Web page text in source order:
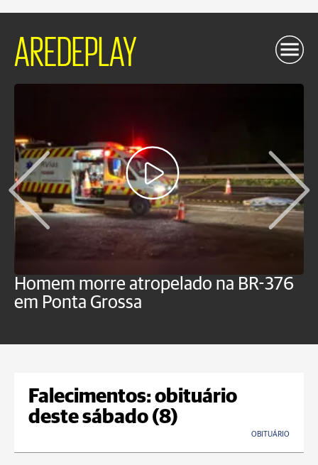
AREDEPLAY
Homem morre atropelado na BR-376
em Ponta Grossa
Falecimentos: obituário
deste sábado (8)
OBITUÁRIO